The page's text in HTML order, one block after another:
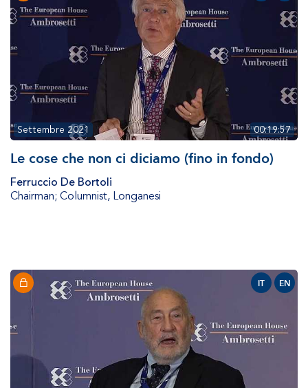
00:19:57
Settembre 2021
Le cose che non ci diciamo (fino in fondo)
Ferruccio De Bortoli
Chairman; Columnist, Longanesi
IT EN